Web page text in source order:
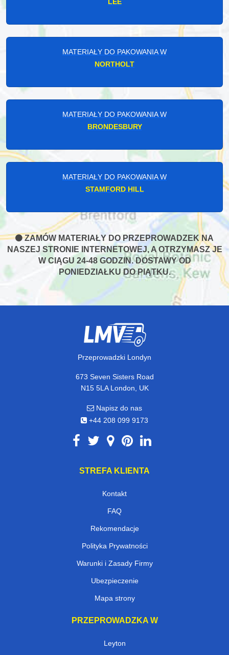
MATERIAŁY DO PAKOWANIA W
NORTHOLT
MATERIAŁY DO PAKOWANIA W
BRONDESBURY
MATERIAŁY DO PAKOWANIA W
STAMFORD HILL
ZAMÓW MATERIAŁY DO PRZEPROWADZEK NA
NASZEJ STRONIE INTERNETOWEJ, A OTRZYMASZ JE
W CIĄGU 24-48 GODZIN. DOSTAWY OD
PONIEDZIAŁKU DO PIĄTKU.
Przeprowadzki Londyn
673 Seven Sisters Road
N15 5LA London, UK
Napisz do nas
+44 208 099 9173
STREFA KLIENTA
Kontakt
FAQ
Rekomendacje
Polityka Prywatności
Warunki i Zasady Firmy
Ubezpieczenie
Mapa strony
PRZEPROWADZKA W
Leyton